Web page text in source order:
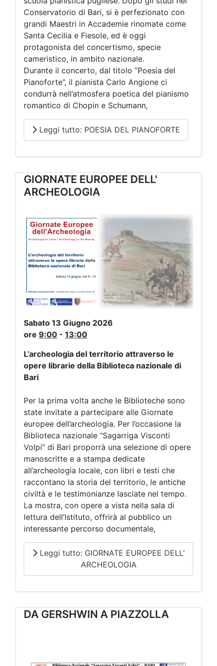
Conservatorio di Bari, si è perfezionato con
grandi Maestri in Accademie rinomate come
Santa Cecilia e Fiesole, ed è oggi
protagonista del concertismo, specie
cameristico, in ambito nazionale.
Durante il concerto, dal titolo ”Poesia del
Pianoforte”, il pianista Carlo Angione ci
condurrà nell’atmosfera poetica del pianismo
romantico di Chopin e Schumann,
Leggi tutto: POESIA DEL PIANOFORTE
GIORNATE EUROPEE DELL'
ARCHEOLOGIA
Sabato 13 Giugno 2026
ore 9:00 - 13:00
L’archeologia del territorio attraverso le
opere librarie della Biblioteca nazionale di
Bari
Per la prima volta anche le Biblioteche sono
state invitate a partecipare alle Giornate
europee dell’archeologia. Per l’occasione la
Biblioteca nazionale “Sagarriga Visconti
Volpi” di Bari proporrà una selezione di opere
manoscritte e a stampa dedicate
all’archeologia locale, con libri e testi che
raccontano la storia del territorio, le antiche
civiltà e le testimonianze lasciate nel tempo.
La mostra, con opere a vista nella sala di
lettura dell’Istituto, offrirà al pubblico un
interessante percorso documentale,
Leggi tutto: GIORNATE EUROPEE DELL'
ARCHEOLOGIA
DA GERSHWIN A PIAZZOLLA